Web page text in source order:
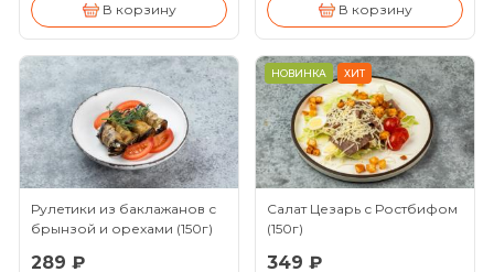
В корзину В корзину
Рулетики из баклажанов с
брынзой и орехами (150г)
289 ₽
НОВИНКА ХИТ
Салат Цезарь с Ростбифом
(150г)
349 ₽